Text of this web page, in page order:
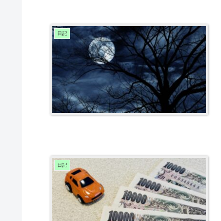
日記
日記